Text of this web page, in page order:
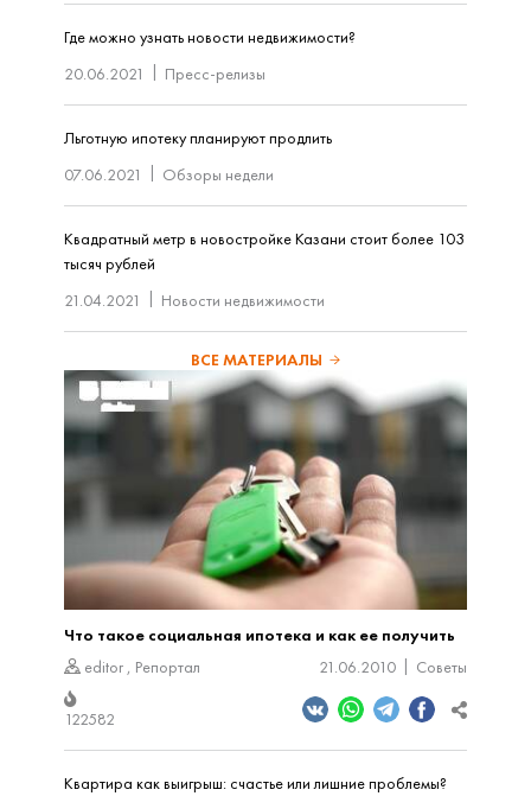
Где можно узнать новости недвижимости?
20.06.2021
Пресс-релизы
Льготную ипотеку планируют продлить
07.06.2021
Обзоры недели
Квадратный метр в новостройке Казани стоит более 103
тысяч рублей
21.04.2021
Новости недвижимости
ВСЕ МАТЕРИАЛЫ
Что такое социальная ипотека и как ее получить
editor , Репортал 21.06.2010 Советы
122582
Квартира как выигрыш: счастье или лишние проблемы?